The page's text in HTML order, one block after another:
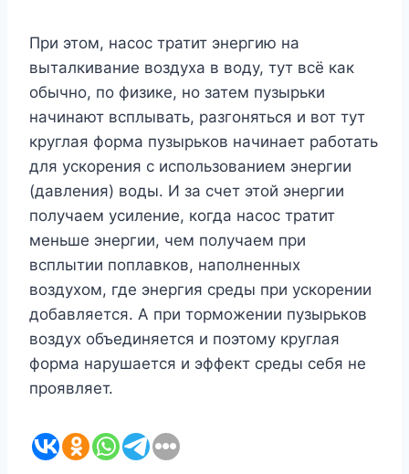
При этом, насос тратит энергию на
выталкивание воздуха в воду, тут всё как
обычно, по физике, но затем пузырьки
начинают всплывать, разгоняться и вот тут
круглая форма пузырьков начинает работать
для ускорения с использованием энергии
(давления) воды. И за счет этой энергии
получаем усиление, когда насос тратит
меньше энергии, чем получаем при
всплытии поплавков, наполненных
воздухом, где энергия среды при ускорении
добавляется. А при торможении пузырьков
воздух объединяется и поэтому круглая
форма нарушается и эффект среды себя не
проявляет.